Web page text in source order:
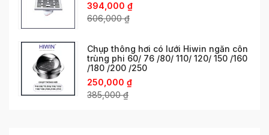
394,000 ₫
606,000₫
Chụp thông hơi có lưới Hiwin ngăn côn
trùng phi 60/ 76 /80/ 110/ 120/ 150 /160
/180 /200 /250
250,000 ₫
385,000₫